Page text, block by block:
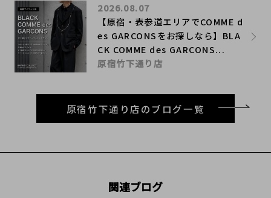
【原宿・表参道エリアでCOMME d
es GARCONSをお探しなら】BLA
CK COMME des GARCONS...
2026.08.07
原宿竹下通り店
原宿竹下通り店のブログ一覧
関連ブログ